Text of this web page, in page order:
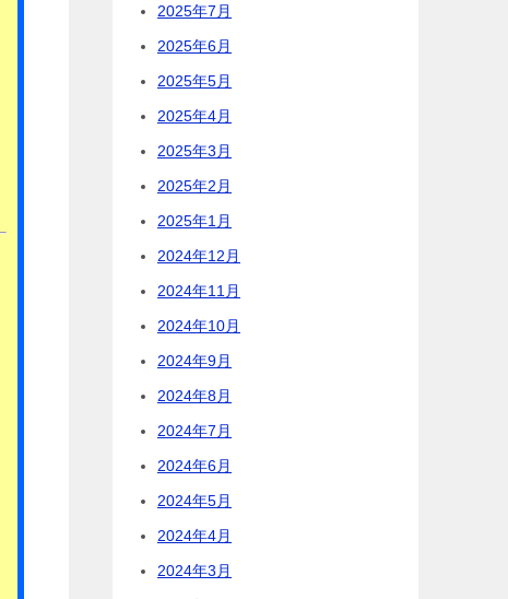
2025年7月
2025年6月
2025年5月
2025年4月
2025年3月
2025年2月
2025年1月
2024年12月
2024年11月
2024年10月
2024年9月
2024年8月
2024年7月
2024年6月
2024年5月
2024年4月
2024年3月